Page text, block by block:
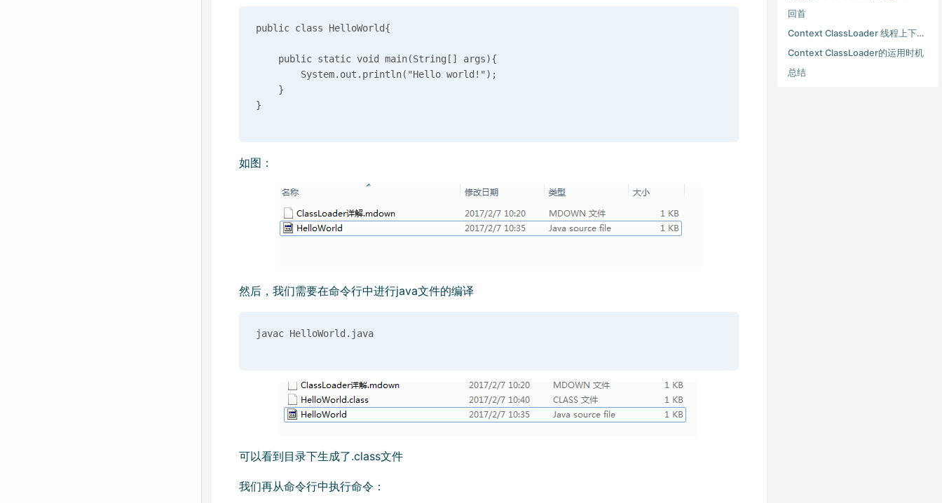
回首
Context ClassLoader 线程上下文类加载器
Context ClassLoader的运用时机
总结
public class HelloWorld{
    public static void main(String[] args){
        System.out.println("Hello world!");
    }
如图：
然后，我们需要在命令行中进行java文件的编译
javac HelloWorld.java
可以看到目录下生成了.class文件
我们再从命令行中执行命令：